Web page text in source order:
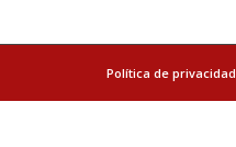
Política de privacidad